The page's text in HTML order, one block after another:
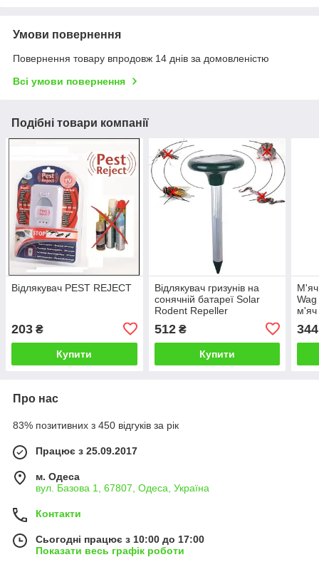
Умови повернення
Повернення товару впродовж 14 днів за домовленістю
Всі умови повернення
Подібні товари компанії
Відлякувач PEST REJECT
203 ₴
Купити
Відлякувач гризунів на
сонячній батареї Solar
Rodent Repeller
512₴
Купити
М'яч
Wag
м'яч
344
Про нас
83% позитивних з 450 відгуків за рік
Працює з 25.09.2017
м. Одеса
вул. Базова 1, 67807, Одеса, Україна
Контакти
Сьогодні працює з 10:00 до 17:00
Показати весь графік роботи